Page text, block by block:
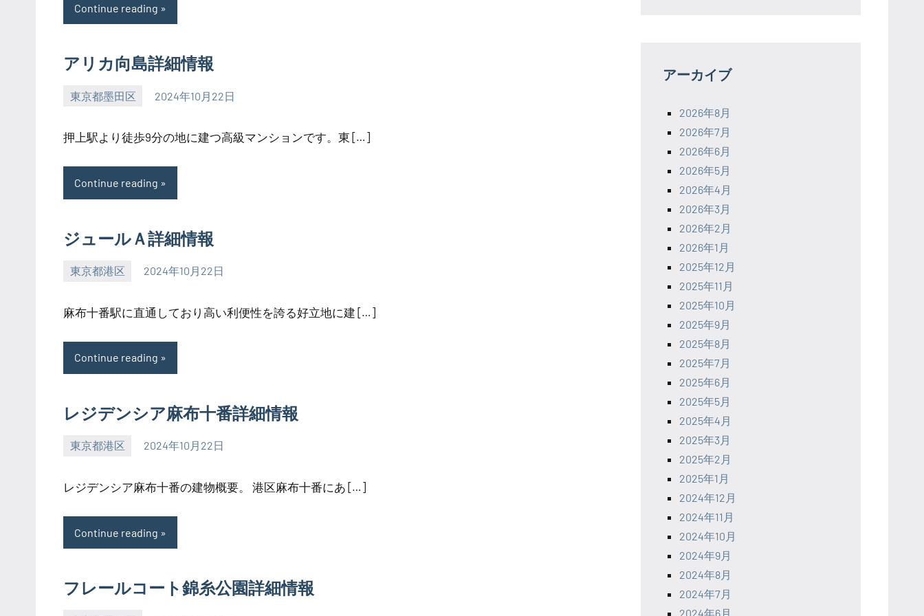
Continue reading
アリカ向島詳細情報
東京都墨田区 2024年10月22日
SEZIMO
押上駅より徒歩9分の地に建つ高級マンションです。東 […]
Continue reading
ジュールＡ詳細情報
東京都港区 2024年10月22日
SEZIMO
麻布十番駅に直通しており高い利便性を誇る好立地に建 […]
Continue reading
レジデンシア麻布十番詳細情報
東京都港区 2024年10月22日
SEZIMO
レジデンシア麻布十番の建物概要。 港区麻布十番にあ […]
Continue reading
フレールコート錦糸公園詳細情報
アーカイブ
2026年8月
2026年7月
2026年6月
2026年5月
2026年4月
2026年3月
2026年2月
2026年1月
2025年12月
2025年11月
2025年10月
2025年9月
2025年8月
2025年7月
2025年6月
2025年5月
2025年4月
2025年3月
2025年2月
2025年1月
2024年12月
2024年11月
2024年10月
2024年9月
2024年8月
2024年7月
2024年6月